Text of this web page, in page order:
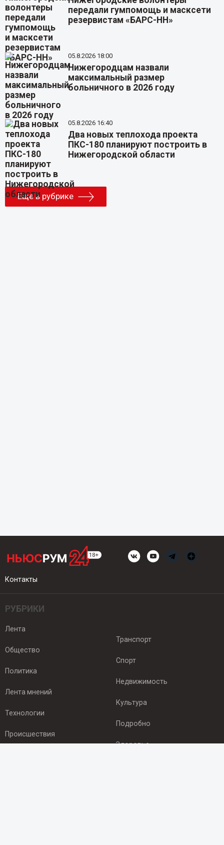
передали гумпомощь и масксети
резервистам «БАРС-НН»
05.8.2026 18:00
Нижегородцам назвали
максимальный размер
больничного в 2026 году
05.8.2026 16:40
Два новых теплохода проекта
ПКС-180 планируют построить в
Нижегородской области
Еще в рубрике
Контакты
РУБРИКИ
Лента
Общество
Политика
Лента мнений
Технологии
Происшествия
Транспорт
Спорт
Недвижимость
Культура
Подробно
Здоровье